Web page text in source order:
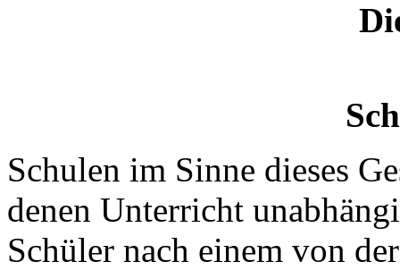
Schulen im Sinne dieses
denen Unterricht
Schüler nach einem von